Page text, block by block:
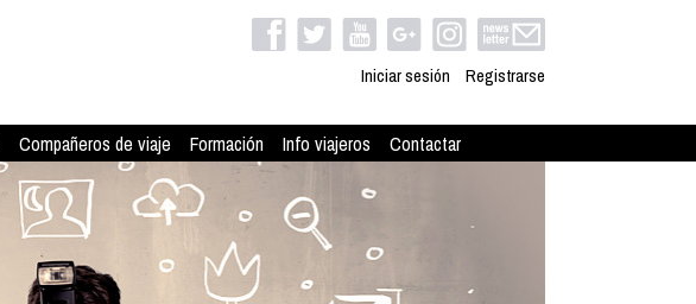
Iniciar sesión Registrarse
Compañeros de viaje Formación Info viajeros Contactar